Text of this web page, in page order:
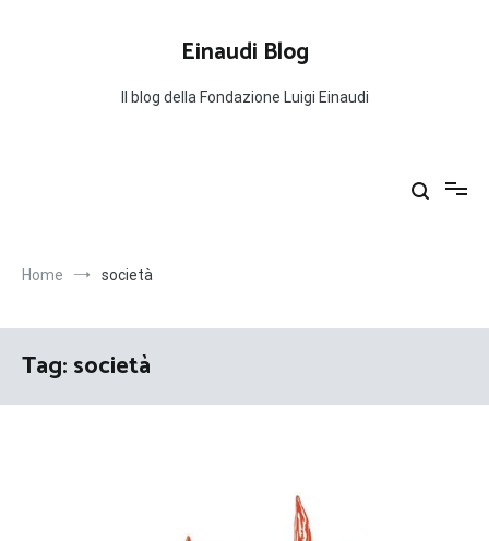
Einaudi Blog
Il blog della Fondazione Luigi Einaudi
Home società
Tag:società